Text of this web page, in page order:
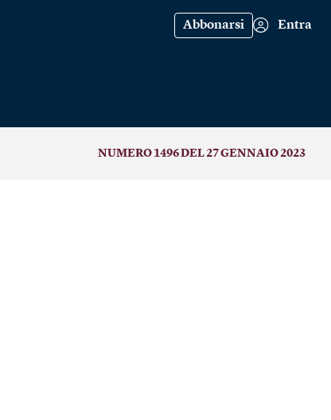
Abbonarsi Entra
NUMERO 1496 DEL 27 GENNAIO 2023